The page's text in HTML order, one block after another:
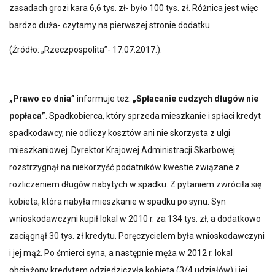
zasadach grozi kara 6,6 tys. zł- było 100 tys. zł. Różnica jest więc
bardzo duża- czytamy na pierwszej stronie dodatku.
(Źródło: „Rzeczpospolita”- 17.07.2017.).
„Prawo co dnia” informuje też: „Spłacanie cudzych długów nie
popłaca” . Spadkobierca, który sprzeda mieszkanie i spłaci kredyt
spadkodawcy, nie odliczy kosztów ani nie skorzysta z ulgi
mieszkaniowej. Dyrektor Krajowej Administracji Skarbowej
rozstrzygnął na niekorzyść podatników kwestie związane z
rozliczeniem długów nabytych w spadku. Z pytaniem zwróciła się
kobieta, która nabyła mieszkanie w spadku po synu. Syn
wnioskodawczyni kupił lokal w 2010 r. za 134 tys. zł, a dodatkowo
zaciągnął 30 tys. zł kredytu. Poręczycielem była wnioskodawczyni
i jej mąż. Po śmierci syna, a następnie męża w 2012 r. lokal